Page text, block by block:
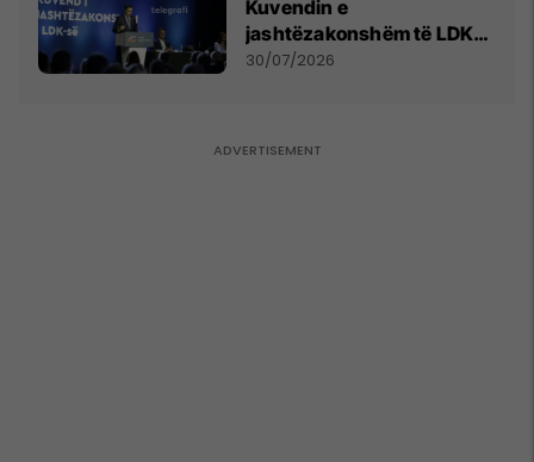
Kuvendin e
jashtëzakonshëm të LDK-
së
30/07/2026